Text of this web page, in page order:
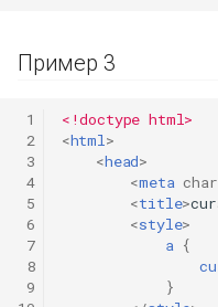
Пример 3
1
2
3
4
5
6
7
8
9
<!doctype html>
<html>
<head>
<meta
<title>
<style>
a {
}